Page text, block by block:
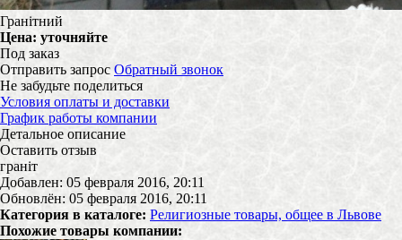
Гранітний
Цена: уточняйте
Под заказ
Отправить запрос Обратный звонок
Не забудьте поделиться
Условия оплаты и доставки
График работы компании
Детальное описание
Оставить отзыв
граніт
Добавлен: 05 февраля 2016, 20:11
Обновлён: 05 февраля 2016, 20:11
Категория в каталоге: Религиозные товары, общее в Львове
Похожие товары компании: